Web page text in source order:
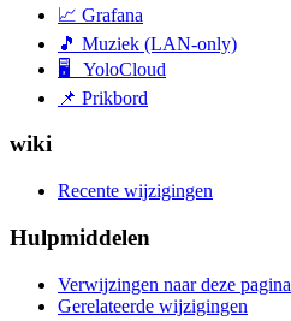
📈 Grafana
🎵 Muziek (LAN-only)
🖥 YoloCloud
📌 Prikbord
wiki
Recente wijzigingen
Hulpmiddelen
Verwijzingen naar deze pagina
Gerelateerde wijzigingen